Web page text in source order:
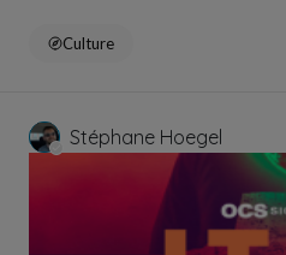
Culture
Stéphane Hoegel